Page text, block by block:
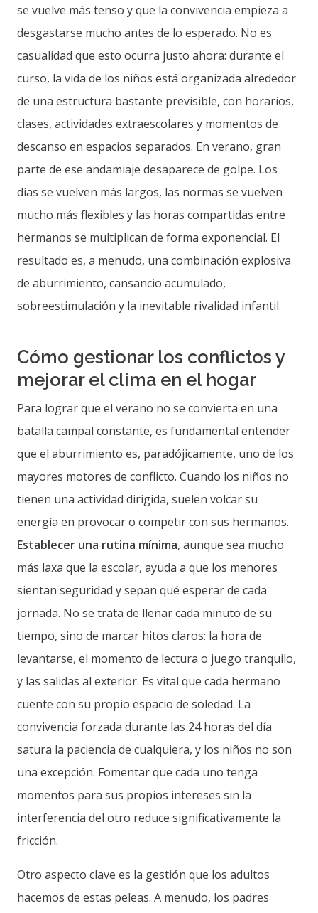
se vuelve más tenso y que la convivencia empieza a
desgastarse mucho antes de lo esperado. No es
casualidad que esto ocurra justo ahora: durante el
curso, la vida de los niños está organizada alrededor
de una estructura bastante previsible, con horarios,
clases, actividades extraescolares y momentos de
descanso en espacios separados. En verano, gran
parte de ese andamiaje desaparece de golpe. Los
días se vuelven más largos, las normas se vuelven
mucho más flexibles y las horas compartidas entre
hermanos se multiplican de forma exponencial. El
resultado es, a menudo, una combinación explosiva
de aburrimiento, cansancio acumulado,
sobreestimulación y la inevitable rivalidad infantil.
Cómo gestionar los conflictos y
mejorar el clima en el hogar
Para lograr que el verano no se convierta en una
batalla campal constante, es fundamental entender
que el aburrimiento es, paradójicamente, uno de los
mayores motores de conflicto. Cuando los niños no
tienen una actividad dirigida, suelen volcar su
energía en provocar o competir con sus hermanos.
Establecer una rutina mínima, aunque sea mucho
más laxa que la escolar, ayuda a que los menores
sientan seguridad y sepan qué esperar de cada
jornada. No se trata de llenar cada minuto de su
tiempo, sino de marcar hitos claros: la hora de
levantarse, el momento de lectura o juego tranquilo,
y las salidas al exterior. Es vital que cada hermano
cuente con su propio espacio de soledad. La
convivencia forzada durante las 24 horas del día
satura la paciencia de cualquiera, y los niños no son
una excepción. Fomentar que cada uno tenga
momentos para sus propios intereses sin la
interferencia del otro reduce significativamente la
fricción.
Otro aspecto clave es la gestión que los adultos
hacemos de estas peleas. A menudo, los padres